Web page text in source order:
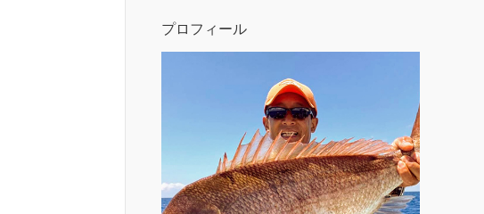
プロフィール